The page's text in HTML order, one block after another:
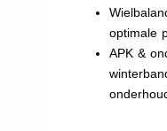
optimale
APK &